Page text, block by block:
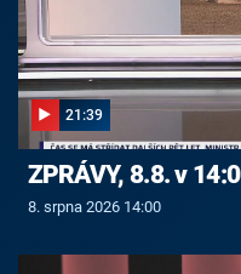
21:39
ZPRÁVY, 8.8. v
8. srpna 2026 14:00